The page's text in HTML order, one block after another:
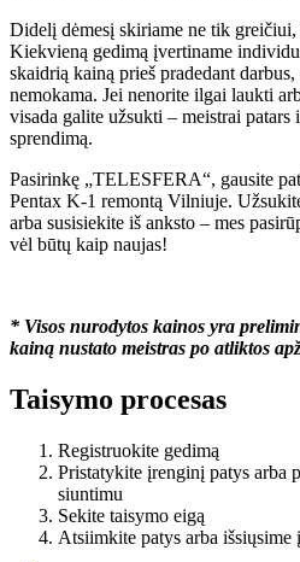
Didelį dėmesį skiriame ne tik
Kiekvieną gedimą įvertiname
skaidrią kainą prieš pradedant
nemokama. Jei nenorite ilgai laukti
visada galite užsukti – meistrai patars
sprendimą.
Pasirinkę „TELESFERA“, gausite
Pentax K-1 remontą Vilniuje.
arba susisiekite iš anksto – mes
vėl būtų kaip naujas!
* Visos nurodytos kainos yra
kainą nustato meistras po atliktos
Taisymo procesas
Registruokite gedimą
Pristatykite įrenginį patys
siuntimu
Sekite taisymo eigą
Atsiimkite patys arba